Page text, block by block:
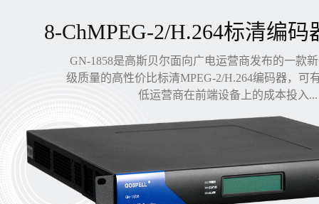
8-ChMPEG-2/H.264标清编码
GN-1858是高斯贝尔面向广电运营商发布的一款
级质量的高性价比标清MPEG-2/H.264编码器，可
低运营商在前端设备上的成本投入...